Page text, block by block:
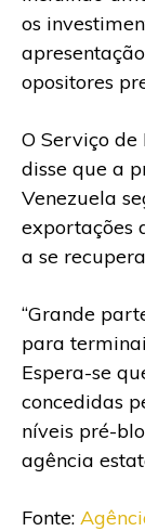
os
opositores
O Serviço de
disse que a
Venezuela
exportações
a se
“Grande
para
Espera-se
concedidas
níveis pré-
agência
Fonte: